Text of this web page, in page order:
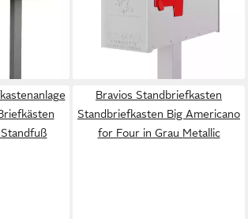
in Grau
in Weiß
lieferbar - in 3-4 Werktagen bei dir
Bravios Standbriefkasten
Standbriefkasten Big Americano
for Four in Grau Metallic